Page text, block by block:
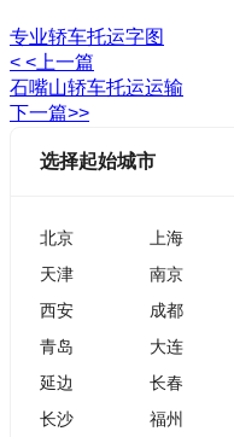
专业轿车托运字图
< <上一篇
石嘴山轿车托运运输
下一篇>>
选择起始城市
北京 上海
天津
南京
西安
成都
青岛
大连
延边
长春
长沙
福州